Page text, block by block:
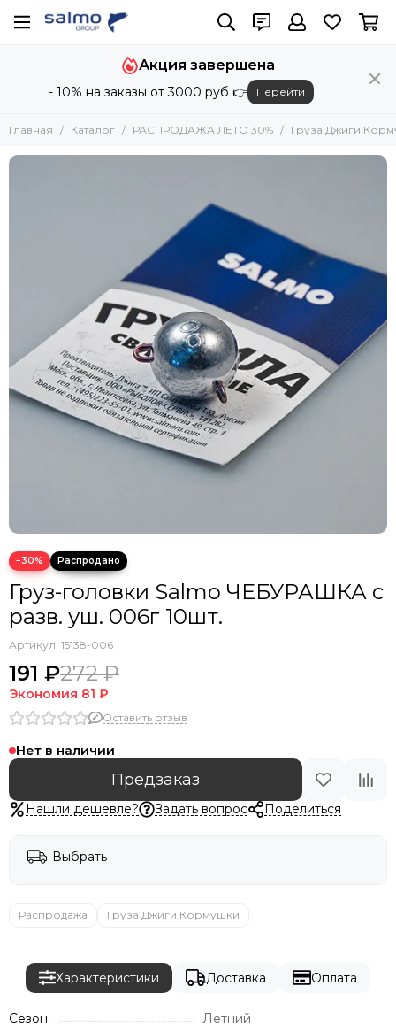
- 10% на заказы от 3000 руб 👉
Акция завершена
Перейти
Главная Каталог РАСПРОДАЖА ЛЕТО 30% Груза Джиги
−30%
Груз-головки Salmo ЧЕБУРАШКА с
разв. уш. 006г 10шт.
Артикул: 15138-006
191 ₽272 ₽
Экономия 81 ₽
Оставить отзыв
Нет в наличии
Предзаказ
Нашли дешевле? Задать вопрос Поделиться
Выбрать
Распродажа Груза Джиги Кормушки
Характеристики Доставка Оплата
Сезон:
Летний